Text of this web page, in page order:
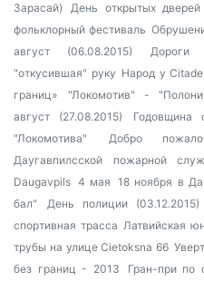
Зарасай)
День открытых
фольклорный фестиваль
август (06.08.2015)
Дороги
"откусившая" руку Народ у
границ»
"Локомотив" -
август (27.08.2015)
Годовщина
"Локомотива"
Добро
Даугавпилсской пожарной
Daugavpils 4 мая 18 ноября в
бал"
День полиции (03.12.2015)
спортивная трасса Латвийская
трубы на улице Cietoksna 66
без границ - 2013
Гран-при по